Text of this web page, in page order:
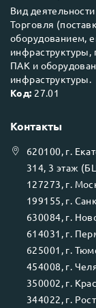
Вид
Торговля
оборудованием,
инфраструктуры,
ПАК и
инфраструктуры.
Код: 27.01
Контакты
620100, г.
314, 3 этаж
127273, г.
199155, г.
630084, г.
614031 , г.
625001 , г.
454008, г.
350002, г.
344022, г.